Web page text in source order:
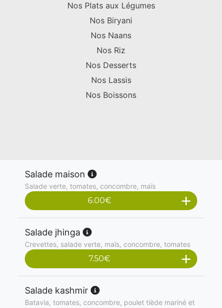
Nos Plats aux Légumes
Nos Biryani
Nos Naans
Nos Riz
Nos Desserts
Nos Lassis
Nos Boissons
Salade maison
Salade verte, tomates, concombre, maïs
6.00€
Salade jhinga
Crevettes, salade verte, maïs, concombre, tomates
7.50€
Salade kashmir
Batavia, tomates, concombre, poulet tiède mariné et